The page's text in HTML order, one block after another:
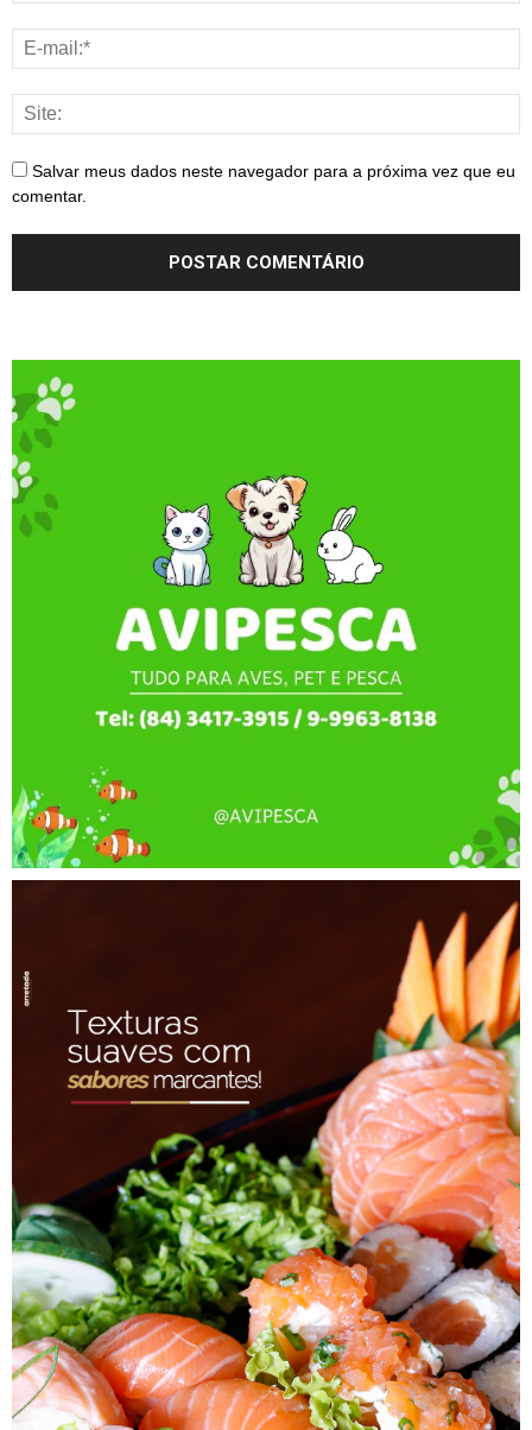
Salvar meus dados neste navegador para a próxima vez que eu
comentar.